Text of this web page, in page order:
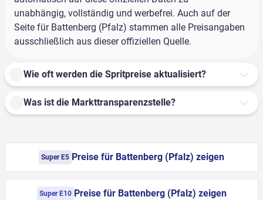
unabhängig, vollständig und werbefrei. Auch auf der
Seite für Battenberg (Pfalz) stammen alle Preisangaben
ausschließlich aus dieser offiziellen Quelle.
Wie oft werden die Spritpreise aktualisiert?
Was ist die Markttransparenzstelle?
Super E5 Preise für Battenberg (Pfalz) zeigen
Super E10 Preise für Battenberg (Pfalz) zeigen